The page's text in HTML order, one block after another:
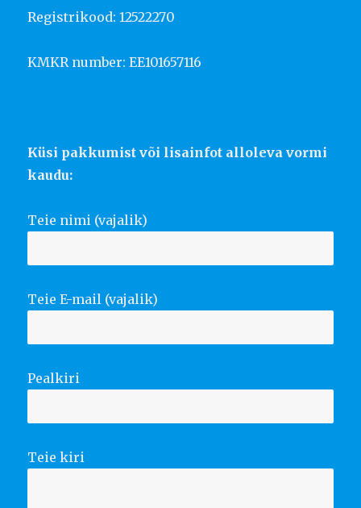
Registrikood: 12522270
KMKR number: EE101657116
Küsi pakkumist või lisainfot alloleva vormi
kaudu:
Teie nimi (vajalik)
Teie E-mail (vajalik)
Pealkiri
Teie kiri